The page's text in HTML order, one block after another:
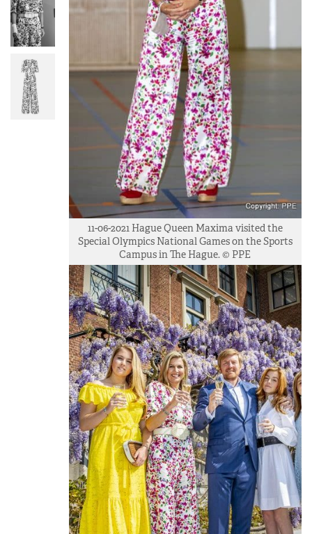
11-06-2021 Hague Queen Maxima visited the
Special Olympics National Games on the Sports
Campus in The Hague. © PPE